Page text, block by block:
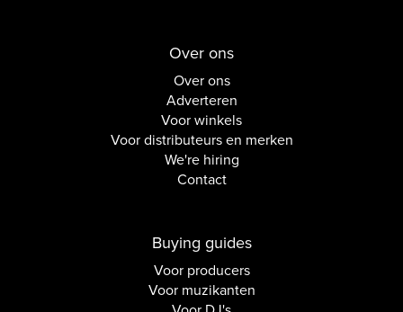
Over ons
Over ons
Adverteren
Voor winkels
Voor distributeurs en merken
We're hiring
Contact
Buying guides
Voor producers
Voor muzikanten